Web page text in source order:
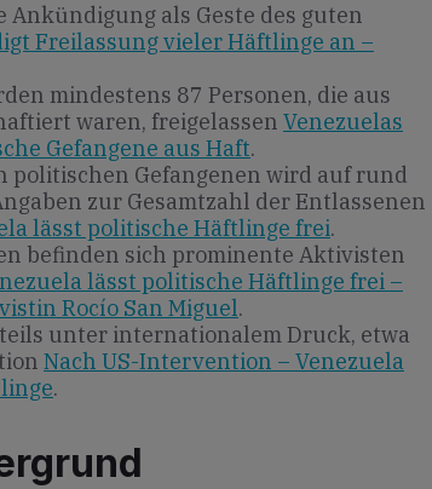
Ankündigung als Geste des guten
Freilassung vieler Häftlinge an –
mindestens 87 Personen, die aus
waren, freigelassen Venezuelas
Gefangene aus Haft.
politischen Gefangenen wird auf rund
zur Gesamtzahl der Entlassenen
lässt politische Häftlinge frei.
befinden sich prominente Aktivisten
lässt politische Häftlinge frei –
Rocío San Miguel.
unter internationalem Druck, etwa
Nach US-Intervention – Venezuela
.